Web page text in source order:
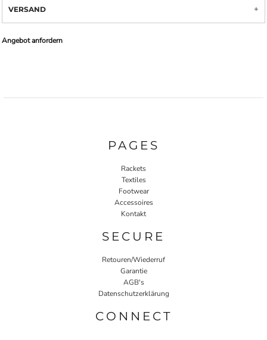
VERSAND
Angebot anfordern
PAGES
Rackets
Textiles
Footwear
Accessoires
Kontakt
SECURE
Retouren/Wiederruf
Garantie
AGB's
Datenschutzerklärung
CONNECT